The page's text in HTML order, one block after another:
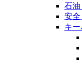
石
安
キー